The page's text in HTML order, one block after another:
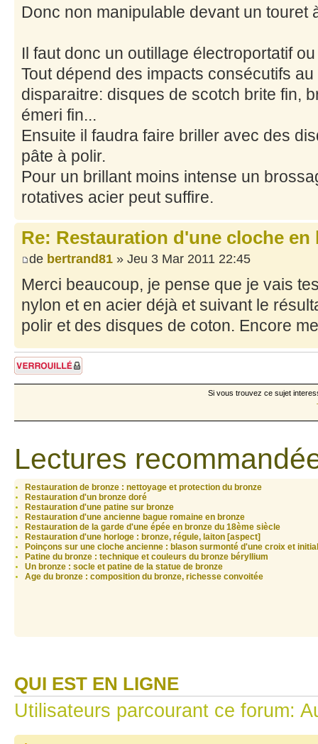
Donc non manipulable devant un touret
Il faut donc un outillage électroportatif
Tout dépend des impacts consécutifs
disparaitre: disques de scotch brite fin,
émeri fin...
Ensuite il faudra faire briller avec des
pâte à polir.
Pour un brillant moins intense un
rotatives acier peut suffire.
Re: Restauration d'une cloche en
de bertrand81 » Jeu 3 Mar 2011 22:45
Merci beaucoup, je pense que je vais
nylon et en acier déjà et suivant le
polir et des disques de coton. Encore
Sujet verrouillé
Si vous trouvez ce sujet
Lectures
Restauration de bronze : nettoyage et protection du bronze
Restauration d'un bronze doré
Restauration d'une patine sur bronze
Restauration d'une ancienne bague romaine en bronze
Restauration de la garde d'une épée en bronze du 18ème siècle
Restauration d'une horloge : bronze, régule, laiton [aspect]
Poinçons sur une cloche ancienne : blason surmonté d'une croix et
Patine du bronze : technique et couleurs du bronze béryllium
Un bronze : socle et patine de la statue de bronze
Age du bronze : composition du bronze, richesse convoitée
QUI EST EN LIGNE
Utilisateurs parcourant ce forum: